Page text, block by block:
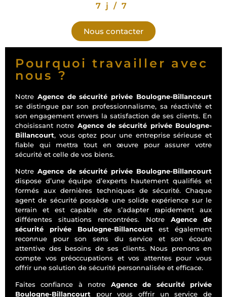
7j/7
Nous contacter
Pourquoi travailler avec
nous ?
Notre Agence de sécurité privée Boulogne-Billancourt
se distingue par son professionnalisme, sa réactivité et
son engagement envers la satisfaction de ses clients. En
choisissant notre Agence de sécurité privée Boulogne-
Billancourt, vous optez pour une entreprise sérieuse et
fiable qui mettra tout en œuvre pour assurer votre
sécurité et celle de vos biens.
Notre Agence de sécurité privée Boulogne-Billancourt
dispose d’une équipe d’experts hautement qualifiés et
formés aux dernières techniques de sécurité. Chaque
agent de sécurité possède une solide expérience sur le
terrain et est capable de s’adapter rapidement aux
différentes situations rencontrées. Notre Agence de
sécurité privée Boulogne-Billancourt est également
reconnue pour son sens du service et son écoute
attentive des besoins de ses clients. Nous prenons en
compte vos préoccupations et vos attentes pour vous
offrir une solution de sécurité personnalisée et efficace.
Faites confiance à notre Agence de sécurité privée
Boulogne-Billancourt pour vous offrir un service de